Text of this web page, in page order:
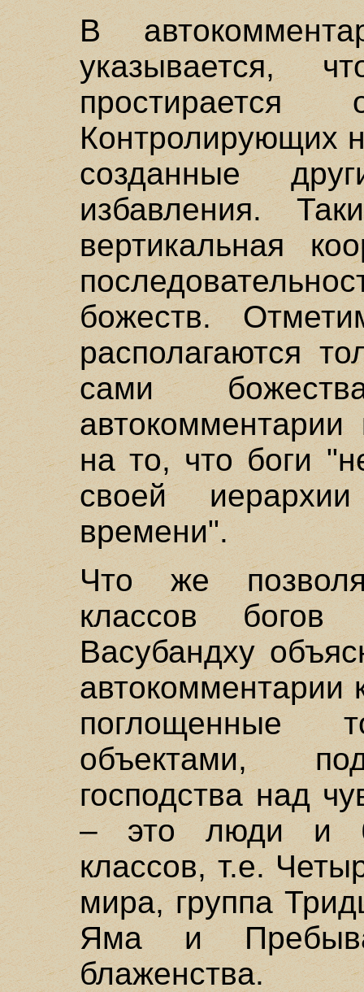
В
указывается,
Контролирующих
созданные
избавления.
вертикальная
божеств.
располагаются
сами
на то, что боги
своей
времени".
Что же
классов
Васубандху
поглощенные
объектами,
господства над
– это люди и
классов, т.е.
мира, группа
Яма и
блаженства.